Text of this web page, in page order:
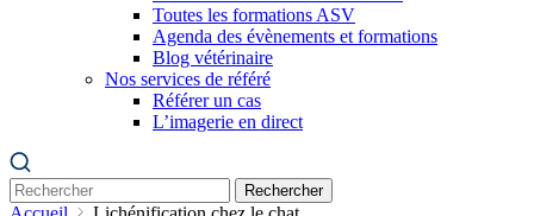
Toutes les formations ASV
Agenda des évènements et formations
Blog vétérinaire
Nos services de référé
Référer un cas
L’imagerie en direct
Rechercher